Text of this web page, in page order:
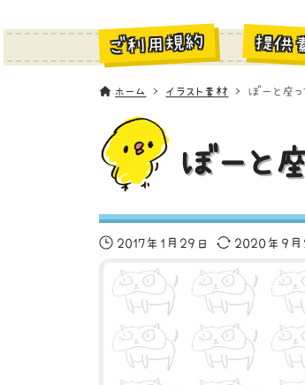
ご利用規約 提供
ホーム イラスト素材 ぼーと座っ
ぼーと
2017年1月29日 2020年9月